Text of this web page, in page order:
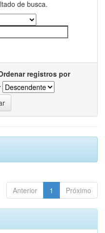
de busca.
registros por
Anterior 1 Próximo